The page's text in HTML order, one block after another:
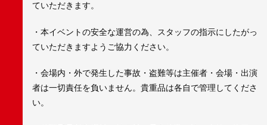
ていただきます。
・本イベントの安全な運営の為、スタッフの指示にしたがっ
ていただきますようご協力ください。
・会場内・外で発生した事故・盗難等は主催者・会場・出演
者は一切責任を負いません。貴重品は各自で管理してくださ
い。